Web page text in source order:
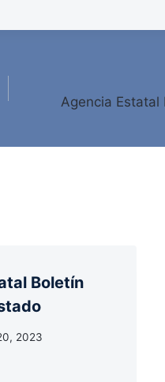
Agencia Estatal
Boletín
2023